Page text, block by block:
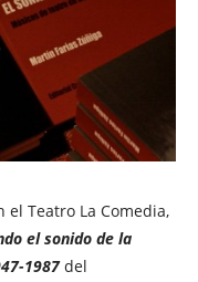
el Teatro La Comedia,
el sonido de la
1987del